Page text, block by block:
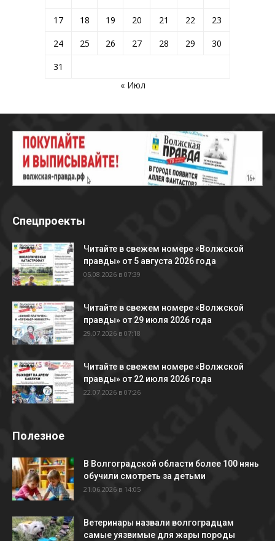
17
18 19 20 21 22
23
24
25 26 27 28 29
30
31
« Июл
Спецпроекты
Читайте в свежем номере «Волжской
правды» от 5 августа 2026 года
05.08.2026 в 07:39
Читайте в свежем номере «Волжской
правды» от 29 июля 2026 года
29.07.2026 в 07:18
Читайте в свежем номере «Волжской
правды» от 22 июля 2026 года
22.07.2026 в 07:26
Полезное
В Волгоградской области более 100 нянь
обучили смотреть за детьми
21.06.2026 в 14:05
Ветеринары назвали волгоградцам
самые уязвимые для жары породы